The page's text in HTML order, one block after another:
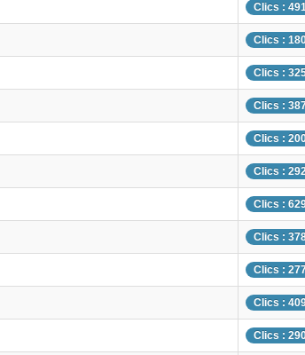
Clics :
Clics :
Clics :
Clics :
Clics :
Clics :
Clics :
Clics :
Clics :
Clics :
Clics :